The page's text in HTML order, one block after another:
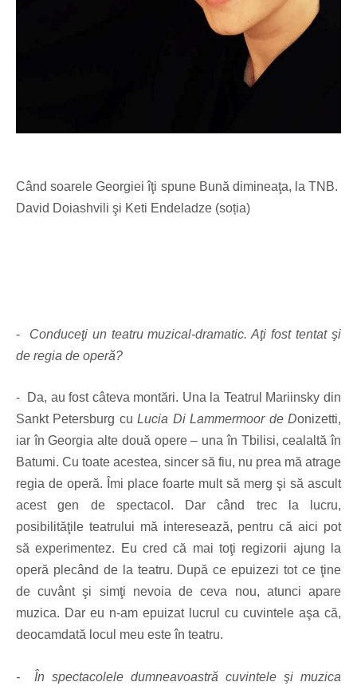
Când soarele Georgiei îţi spune Bună dimineaţa, la TNB.
David Doiashvili şi Keti Endeladze (soția)
-
Conduceţi un teatru muzical-dramatic. Aţi fost tentat şi
de regia de operă?
- Da, au fost câteva montări. Una la Teatrul Mariinsky din
Sankt Petersburg cuLucia Di Lammermoor de Donizetti,
iar în Georgia alte două opere – una în Tbilisi, cealaltă în
Batumi. Cu toate acestea, sincer să fiu, nu prea mă atrage
regia de operă. Îmi place foarte mult să merg şi să ascult
acest gen de spectacol. Dar când trec la lucru,
posibilităţile teatrului mă interesează, pentru că aici pot
să experimentez. Eu cred că mai toţi regizorii ajung la
operă plecând de la teatru. După ce epuizezi tot ce ţine
de cuvânt şi simţi nevoia de ceva nou, atunci apare
muzica. Dar eu n-am epuizat lucrul cu cuvintele aşa că,
deocamdată locul meu este în teatru.
- În spectacolele dumneavoastră cuvintele şi muzica